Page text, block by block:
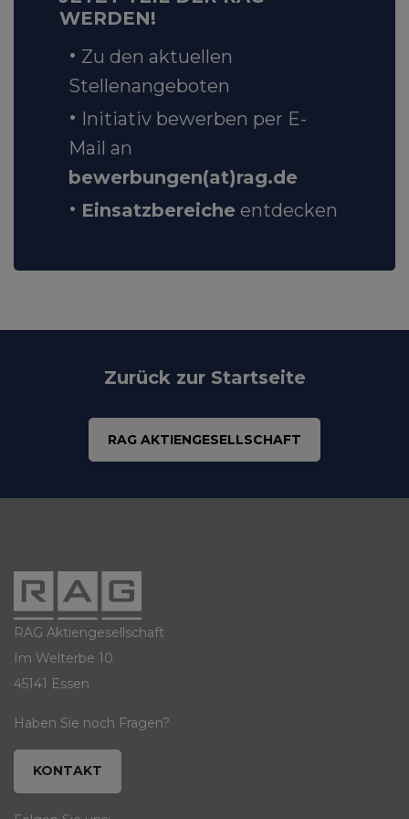
WERDEN!
Zu den aktuellen
Stellenangeboten
Initiativ bewerben per E-
Mail an
bewerbungen(at)rag.de
Einsatzbereiche entdecken
Zurück zur Startseite
RAG AKTIENGESELLSCHAFT
RAG Aktiengesellschaft
Im Welterbe 10
45141 Essen
Haben Sie noch Fragen?
KONTAKT